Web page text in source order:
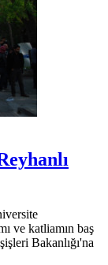
ve katliamın baş
Bakanlığı'na